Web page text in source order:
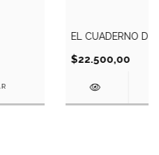
EL CUADERNO DE
$22.500,00